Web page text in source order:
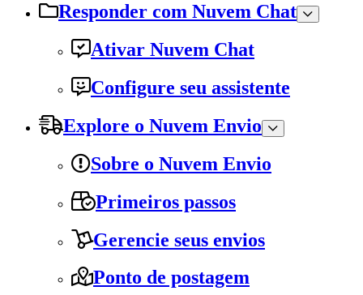
Responder com Nuvem Chat
Ativar Nuvem Chat
Configure seu assistente
Explore o Nuvem Envio
Sobre o Nuvem Envio
Primeiros passos
Gerencie seus envios
Ponto de postagem